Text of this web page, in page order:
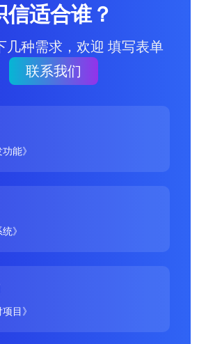
信适合谁？
几种需求，欢迎 填写表单
联系我们
能》
》
目》